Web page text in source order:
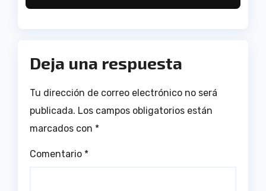
Deja una respuesta
Tu dirección de correo electrónico no será
publicada. Los campos obligatorios están
marcados con *
Comentario *